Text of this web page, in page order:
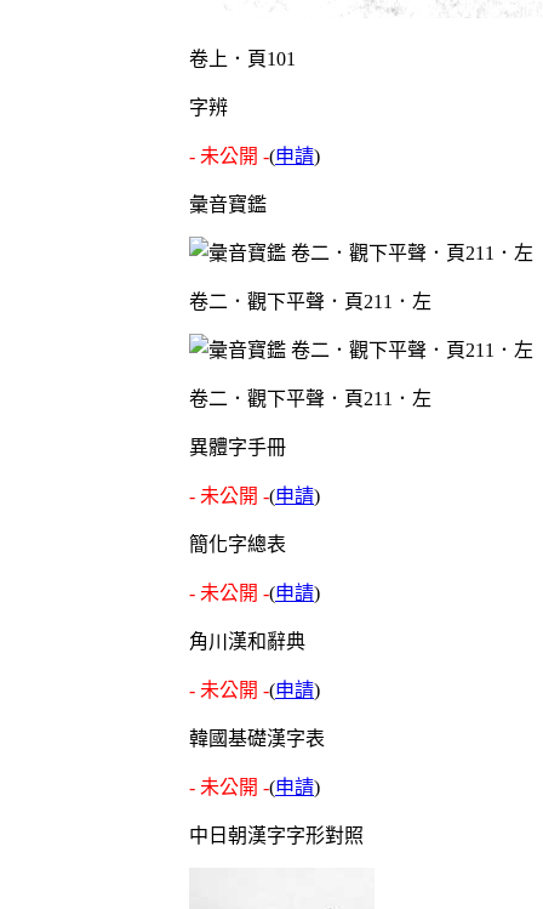
卷上．頁101
字辨
- 未公開 -(申請)
彙音寶鑑
卷二．觀下平聲．頁211．左
卷二．觀下平聲．頁211．左
異體字手冊
- 未公開 -(申請)
簡化字總表
- 未公開 -(申請)
角川漢和辭典
- 未公開 -(申請)
韓國基礎漢字表
- 未公開 -(申請)
中日朝漢字字形對照